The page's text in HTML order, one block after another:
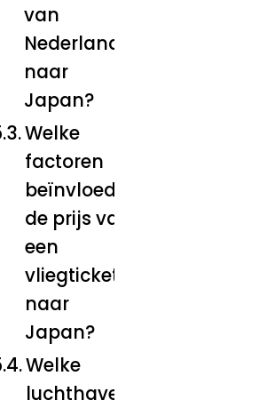
van
Nederland
naar
Japan?
Welke
factoren
beïnvloeden
de prijs van
een
vliegticket
naar
Japan?
Welke
luchthavens